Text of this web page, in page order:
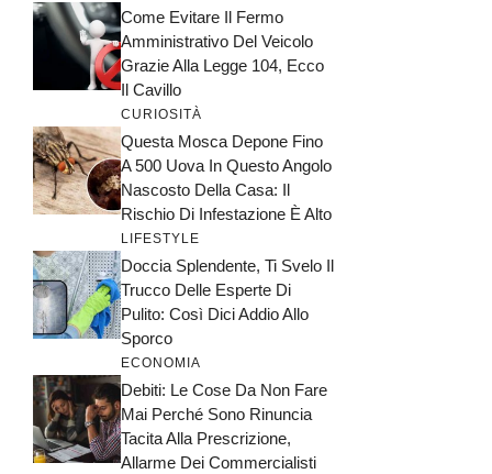
Come Evitare Il Fermo
Amministrativo Del Veicolo
Grazie Alla Legge 104, Ecco
Il Cavillo
CURIOSITÀ
Questa Mosca Depone Fino
A 500 Uova In Questo Angolo
Nascosto Della Casa: Il
Rischio Di Infestazione È Alto
LIFESTYLE
Doccia Splendente, Ti Svelo Il
Trucco Delle Esperte Di
Pulito: Così Dici Addio Allo
Sporco
ECONOMIA
Debiti: Le Cose Da Non Fare
Mai Perché Sono Rinuncia
Tacita Alla Prescrizione,
Allarme Dei Commercialisti